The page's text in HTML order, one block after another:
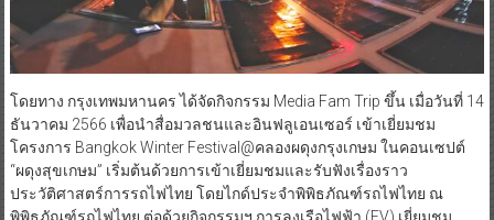
โดยทาง กรุงเทพมหานคร ได้จัดกิจกรรม Media Fam Trip ขึ้น เมื่อวันที่ 14
ธันวาคม 2566 เพื่อนำสื่อมวลชนและอินฟลูเอนเซอร์ เข้าเยี่ยมชม
โครงการ Bangkok Winter Festival@คลองผดุงกรุงเกษม ในคอนเซปต์
“ผดุงสุขเกษม” เริ่มต้นด้วยการเข้าเยี่ยมชมและรับฟังเรื่องราว
ประวัติศาสตร์การรถไฟไทย โดยไกด์ประจำพิพิธภัณฑ์รถไฟไทย ณ